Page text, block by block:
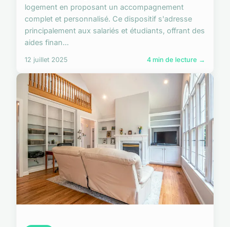
logement en proposant un accompagnement
complet et personnalisé. Ce dispositif s'adresse
principalement aux salariés et étudiants, offrant des
aides finan...
12 juillet 2025 4 min de lecture →